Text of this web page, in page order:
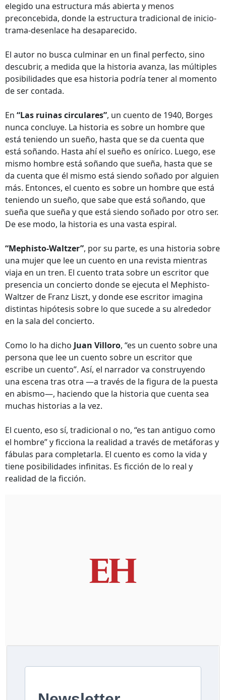
elegido una estructura más abierta y menos
preconcebida, donde la estructura tradicional de inicio-
trama-desenlace ha desaparecido.
El autor no busca culminar en un final perfecto, sino
descubrir, a medida que la historia avanza, las múltiples
posibilidades que esa historia podría tener al momento
de ser contada.
En “Las ruinas circulares”, un cuento de 1940, Borges
nunca concluye. La historia es sobre un hombre que
está teniendo un sueño, hasta que se da cuenta que
está soñando. Hasta ahí el sueño es onírico. Luego, ese
mismo hombre está soñando que sueña, hasta que se
da cuenta que él mismo está siendo soñado por alguien
más. Entonces, el cuento es sobre un hombre que está
teniendo un sueño, que sabe que está soñando, que
sueña que sueña y que está siendo soñado por otro ser.
De ese modo, la historia es una vasta espiral.
“Mephisto-Waltzer”, por su parte, es una historia sobre
una mujer que lee un cuento en una revista mientras
viaja en un tren. El cuento trata sobre un escritor que
presencia un concierto donde se ejecuta el Mephisto-
Waltzer de Franz Liszt, y donde ese escritor imagina
distintas hipótesis sobre lo que sucede a su alrededor
en la sala del concierto.
Como lo ha dicho Juan Villoro, “es un cuento sobre una
persona que lee un cuento sobre un escritor que
escribe un cuento”. Así, el narrador va construyendo
una escena tras otra —a través de la figura de la puesta
en abismo—, haciendo que la historia que cuenta sea
muchas historias a la vez.
El cuento, eso sí, tradicional o no, “es tan antiguo como
el hombre” y ficciona la realidad a través de metáforas y
fábulas para completarla. El cuento es como la vida y
tiene posibilidades infinitas. Es ficción de lo real y
realidad de la ficción.